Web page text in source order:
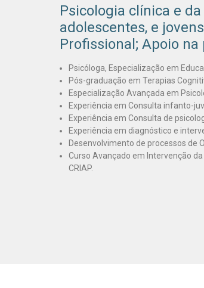
Psicologia clínica e
adolescentes, e
Profissional; Apoio
Psicóloga, Especialização em
Pós-graduação em Terapias
Especialização Avançada em
Experiência em Consulta infanto-
Experiência em Consulta de
Experiência em diagnóstico e
Desenvolvimento de processos de
Curso Avançado em Intervenção
CRIAP.